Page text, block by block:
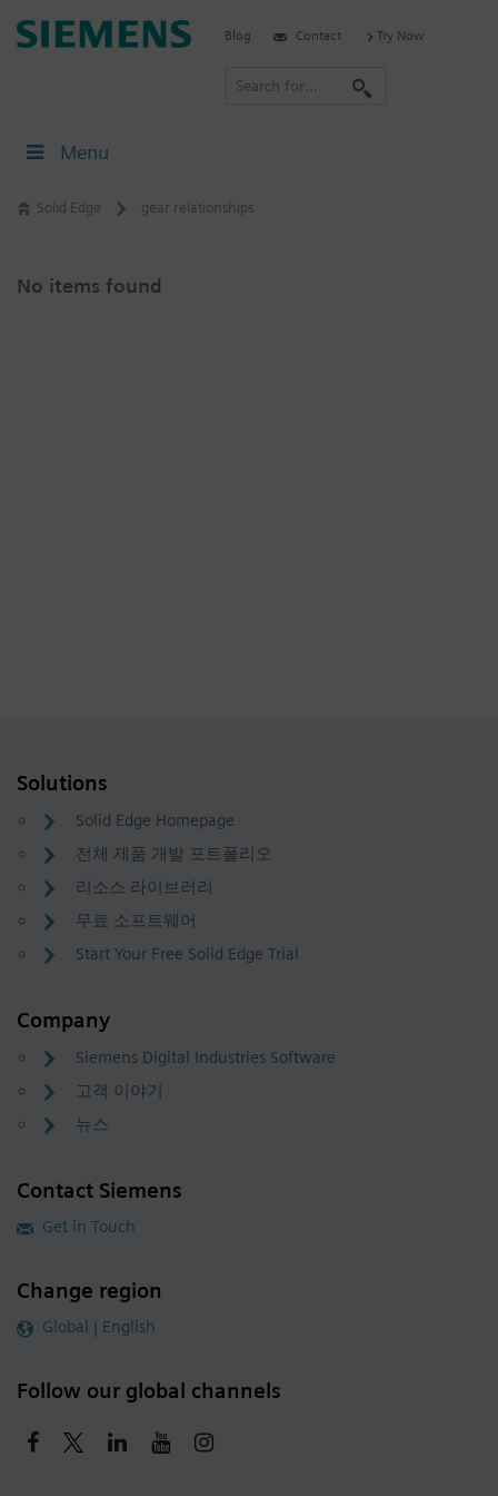
Skip
to
Solid Edge gear relationships
No items found
Solutions
Solid Edge Homepage
전체 제품 개발 포트폴리오
리소스 라이브러리
무료 소프트웨어
Start Your Free Solid Edge Trial
Company
Siemens Digital Industries Software
고객 이야기
뉴스
Contact Siemens
Get in Touch
Change region
Global | English
Follow our global channels
Siemens
Blog Contact Try Now
c
Menu